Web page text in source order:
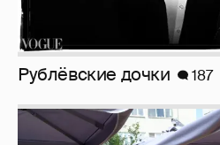
Рублёвские дочки 187